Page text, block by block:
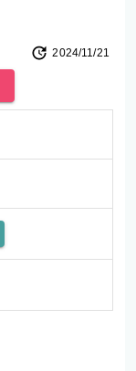
析/
2024/11/21